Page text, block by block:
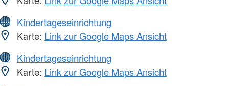
Kindertageseinrichtung
Karte: Link zur Google Maps Ansicht
Kindertageseinrichtung
Karte: Link zur Google Maps Ansicht